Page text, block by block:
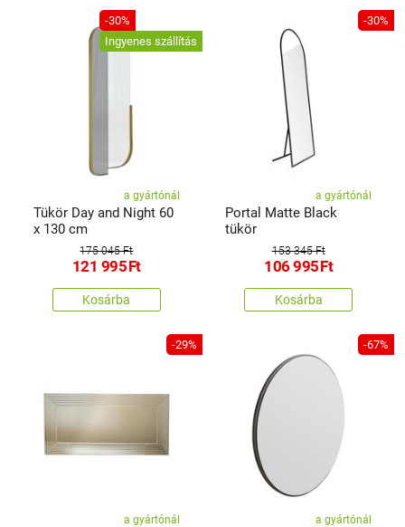
-30%
Ingyenes szállítás
a gyártónál
Tükör Day and Night 60
x 130 cm
175 045 Ft
121 995Ft
Kosárba
-30%
a gyártónál
Portal Matte Black
tükör
153 345 Ft
106 995Ft
Kosárba
-29%
a gyártónál
-67%
a gyártónál